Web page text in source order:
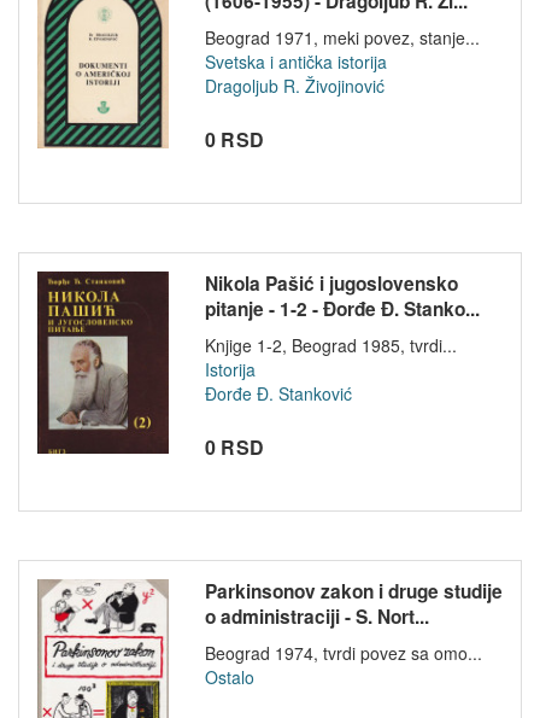
Beograd 1971, meki povez, stanje...
Svetska i antička istorija
Dragoljub R. Živojinović
0 RSD
Nikola Pašić i jugoslovensko
pitanje - 1-2 - Đorđe Đ. Stanko...
Knjige 1-2, Beograd 1985, tvrdi...
Istorija
Đorđe Đ. Stanković
0 RSD
Parkinsonov zakon i druge studije
o administraciji - S. Nort...
Beograd 1974, tvrdi povez sa omo...
Ostalo